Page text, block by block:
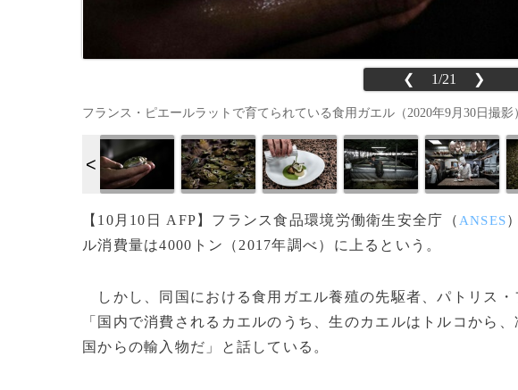
❮ 1/21 ❯
フランス・ピエールラットで育てられている食用ガエル（2020年9月30日撮影
【10月10日 AFP】フランス食品環境労働衛生安全庁（ ANSES
ル消費量は4000トン（2017年調べ）に上るという。
しかし、同国における食用ガエル養殖の先駆者、パトリス・
「国内で消費されるカエルのうち、生のカエルはトルコから
国からの輸入物だ」と話している。